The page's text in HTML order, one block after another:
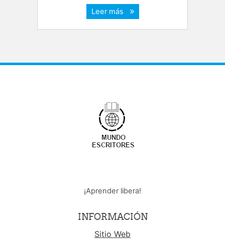
Leer más
¡Aprender libera!
INFORMACIÓN
Sitio Web